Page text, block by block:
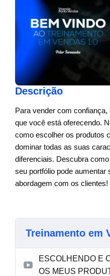
Descrição
Para vender com
que você está oferecendo.
como escolher os produtos
dominar todas as suas
diferenciais. Descubra
seu portfólio pode
abordagem com os clientes!
Treinamento em
ESCOLHENDO E
OS MEUS